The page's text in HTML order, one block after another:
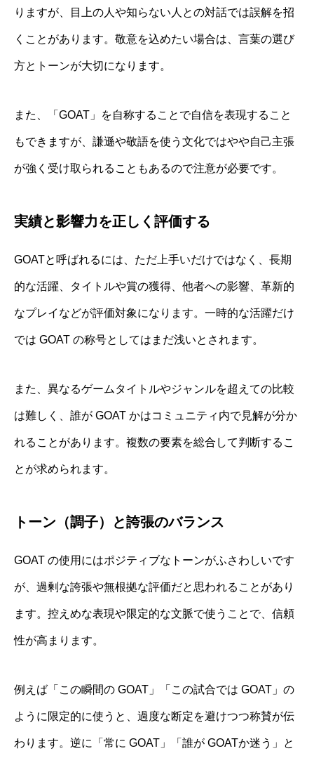
りますが、目上の人や知らない人との対話では誤解を招
くことがあります。敬意を込めたい場合は、言葉の選び
方とトーンが大切になります。
また、「GOAT」を自称することで自信を表現すること
もできますが、謙遜や敬語を使う文化ではやや自己主張
が強く受け取られることもあるので注意が必要です。
実績と影響力を正しく評価する
GOATと呼ばれるには、ただ上手いだけではなく、長期
的な活躍、タイトルや賞の獲得、他者への影響、革新的
なプレイなどが評価対象になります。一時的な活躍だけ
では GOAT の称号としてはまだ浅いとされます。
また、異なるゲームタイトルやジャンルを超えての比較
は難しく、誰が GOAT かはコミュニティ内で見解が分か
れることがあります。複数の要素を総合して判断するこ
とが求められます。
トーン（調子）と誇張のバランス
GOAT の使用にはポジティブなトーンがふさわしいです
が、過剰な誇張や無根拠な評価だと思われることがあり
ます。控えめな表現や限定的な文脈で使うことで、信頼
性が高まります。
例えば「この瞬間の GOAT」「この試合では GOAT」の
ように限定的に使うと、過度な断定を避けつつ称賛が伝
わります。逆に「常に GOAT」「誰が GOATか迷う」と